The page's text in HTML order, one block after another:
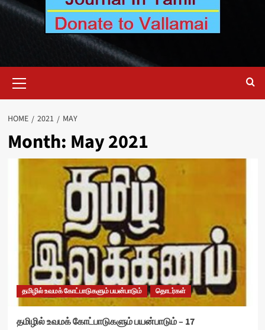
Menu
HOME 2021 MAY
Month: May 2021
தமிழில் உவமக் கோட்பாடுகளும் பயன்பாடும் தொடர்கள்
தமிழில் உவமக் கோட்பாடுகளும் பயன்பாடும் – 17